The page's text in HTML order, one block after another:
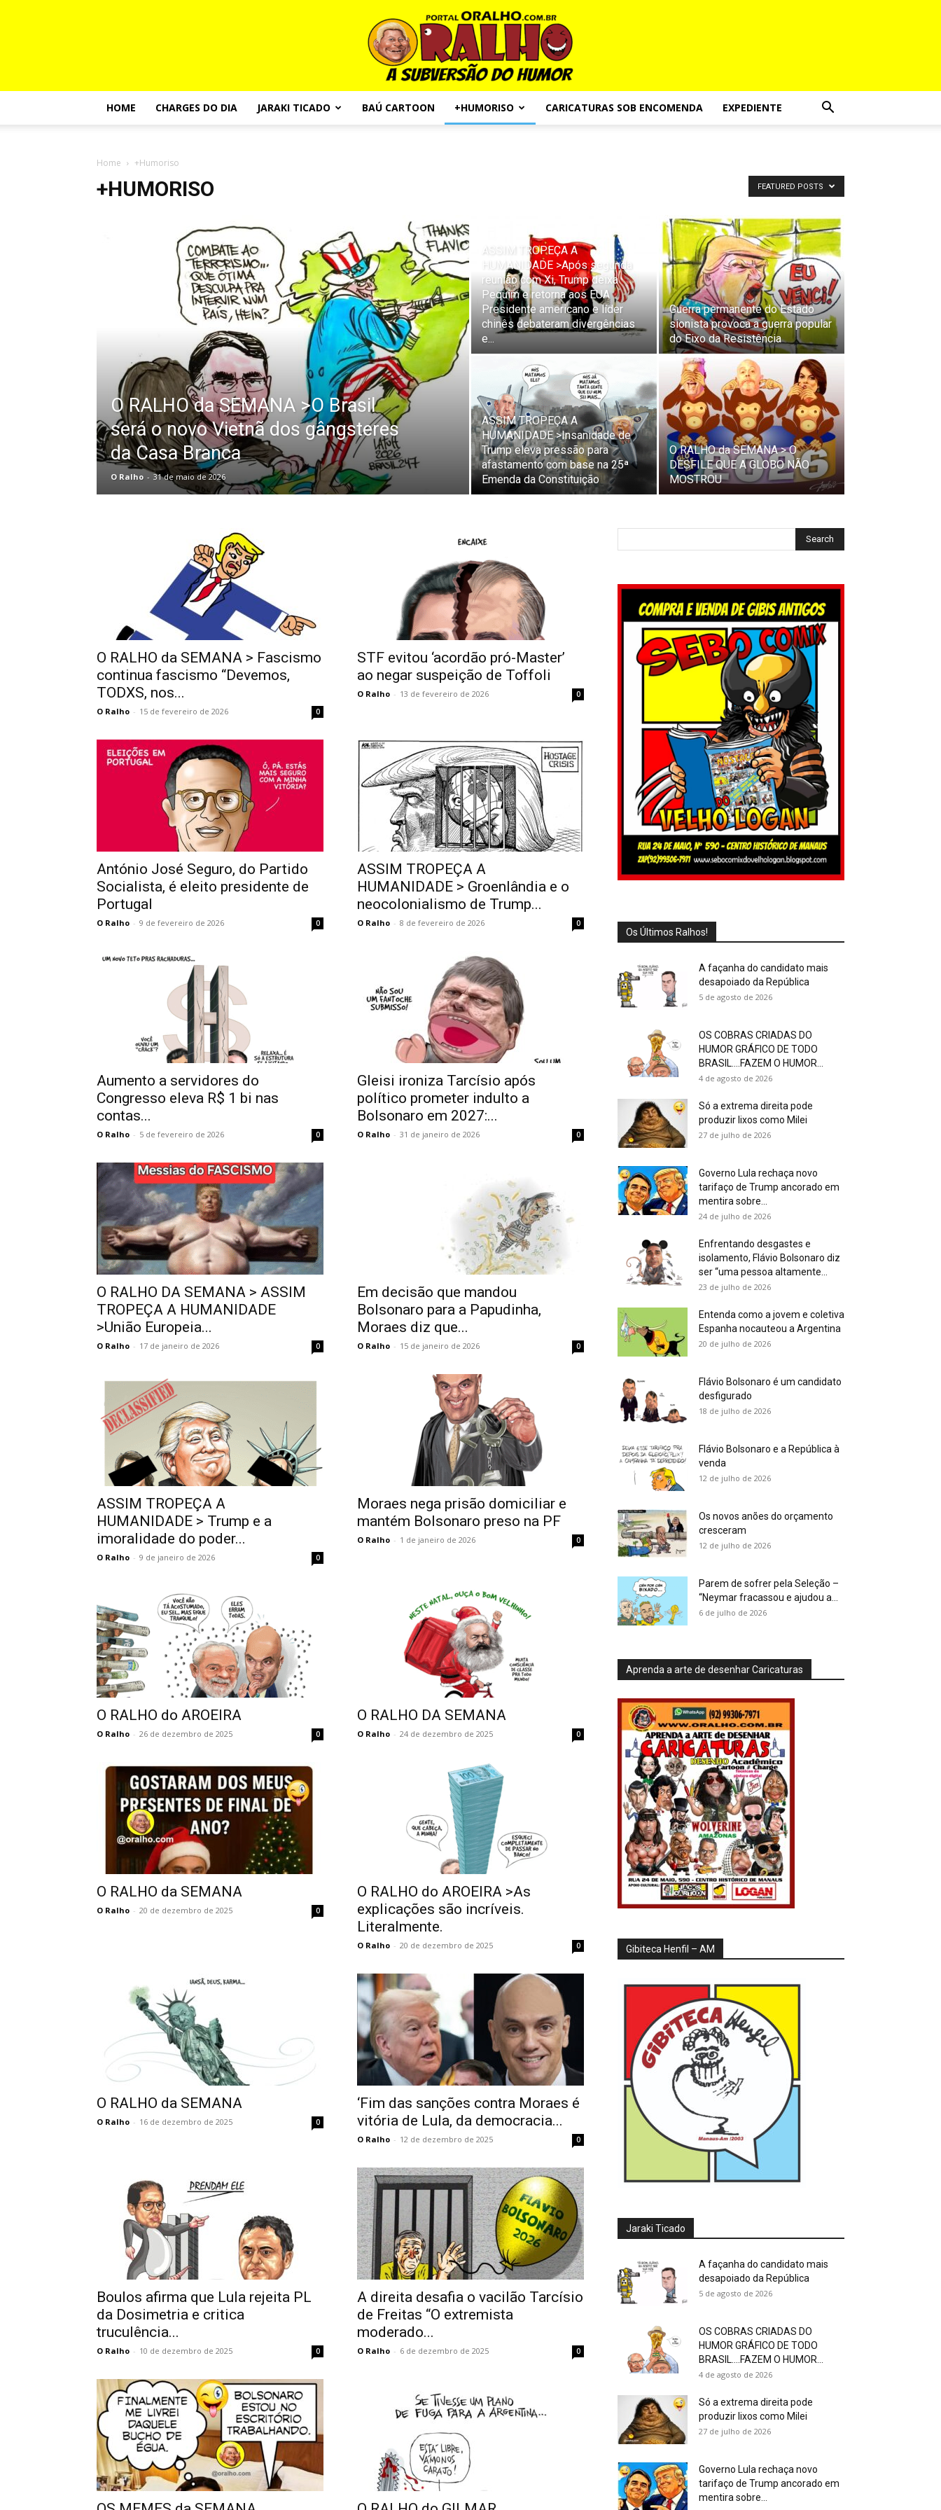
Portal
Ralho
HOME CHARGES DO DIA JARAKI TICADO BAÚ CARTOON +HUMORISO CARICATURAS SOB ENCOMENDA EXPEDIENTE
Home +Humoriso
+HUMORISO FEATURED POSTS
O RALHO da SEMANA >O Brasil
será o novo Vietnã dos gângsteres
da Casa Branca
O Ralho - 31 de maio de 2026
ASSIM TROPEÇA A
HUMANIDADE >Após segunda
reunião com Xi, Trump deixa
Pequim e retorna aos EUA
Presidente americano e líder
chinês debateram divergências
e...
Guerra permanente do Estado
sionista provoca a guerra popular
do Eixo da Resistência
ASSIM TROPEÇA A
HUMANIDADE >Insanidade de
Trump eleva pressão para
afastamento com base na 25ª
Emenda da Constituição
O RALHO da SEMANA > O
DESFILE QUE A GLOBO NÃO
MOSTROU
O RALHO da SEMANA > Fascismo
continua fascismo “Devemos,
TODXS, nos...
O Ralho - 15 de fevereiro de 2026 0
STF evitou ‘acordão pró-Master’
ao negar suspeição de Toffoli
O Ralho - 13 de fevereiro de 2026 0
António José Seguro, do Partido
Socialista, é eleito presidente de
Portugal
O Ralho - 9 de fevereiro de 2026 0
ASSIM TROPEÇA A
HUMANIDADE > Groenlândia e o
neocolonialismo de Trump...
O Ralho - 8 de fevereiro de 2026 0
Aumento a servidores do
Congresso eleva R$ 1 bi nas
contas...
O Ralho - 5 de fevereiro de 2026 0
Gleisi ironiza Tarcísio após
político prometer indulto a
Bolsonaro em 2027:...
O Ralho - 31 de janeiro de 2026 0
O RALHO DA SEMANA > ASSIM
TROPEÇA A HUMANIDADE
>União Europeia...
O Ralho - 17 de janeiro de 2026 0
Em decisão que mandou
Bolsonaro para a Papudinha,
Moraes diz que...
O Ralho - 15 de janeiro de 2026 0
ASSIM TROPEÇA A
HUMANIDADE > Trump e a
imoralidade do poder...
O Ralho - 9 de janeiro de 2026 0
Moraes nega prisão domiciliar e
mantém Bolsonaro preso na PF
O Ralho - 1 de janeiro de 2026 0
O RALHO do AROEIRA
O Ralho - 26 de dezembro de 2025 0
O RALHO DA SEMANA
O Ralho - 24 de dezembro de 2025 0
O RALHO da SEMANA
O Ralho - 20 de dezembro de 2025 0
O RALHO do AROEIRA >As
explicações são incríveis.
Literalmente.
O Ralho - 20 de dezembro de 2025 0
O RALHO da SEMANA
O Ralho - 16 de dezembro de 2025 0
‘Fim das sanções contra Moraes é
vitória de Lula, da democracia...
O Ralho - 12 de dezembro de 2025 0
Boulos afirma que Lula rejeita PL
da Dosimetria e critica
truculência...
O Ralho - 10 de dezembro de 2025 0
A direita desafia o vacilão Tarcísio
de Freitas “O extremista
moderado...
O Ralho - 6 de dezembro de 2025 0
Os Últimos Ralhos!
A façanha do candidato mais
desapoiado da República
5 de agosto de 2026
OS COBRAS CRIADAS DO
HUMOR GRÁFICO DE TODO
BRASIL….FAZEM O HUMOR...
4 de agosto de 2026
Só a extrema direita pode
produzir lixos como Milei
27 de julho de 2026
Governo Lula rechaça novo
tarifaço de Trump ancorado em
mentira sobre...
24 de julho de 2026
Enfrentando desgastes e
isolamento, Flávio Bolsonaro diz
ser “uma pessoa altamente...
23 de julho de 2026
Entenda como a jovem e coletiva
Espanha nocauteou a Argentina
20 de julho de 2026
Flávio Bolsonaro é um candidato
desfigurado
18 de julho de 2026
Flávio Bolsonaro e a República à
venda
12 de julho de 2026
Os novos anões do orçamento
cresceram
12 de julho de 2026
Parem de sofrer pela Seleção –
“Neymar fracassou e ajudou a...
6 de julho de 2026
Aprenda a arte de desenhar Caricaturas
Gibiteca Henfil – AM
Jaraki Ticado
A façanha do candidato mais
desapoiado da República
5 de agosto de 2026
OS COBRAS CRIADAS DO
HUMOR GRÁFICO DE TODO
BRASIL….FAZEM O HUMOR...
4 de agosto de 2026
Só a extrema direita pode
produzir lixos como Milei
27 de julho de 2026
Governo Lula rechaça novo
tarifaço de Trump ancorado em
mentira sobre...